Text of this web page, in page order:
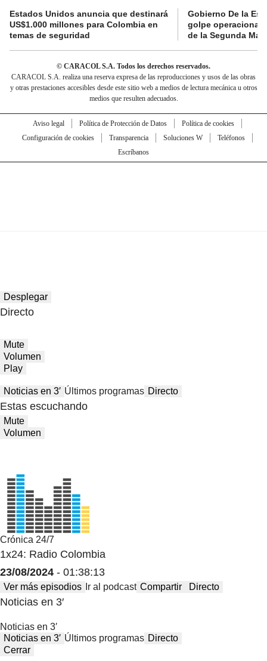
Estados Unidos anuncia que destinará
US$1.000 millones para Colombia en
temas de seguridad
Gobierno De la
golpe
de la Segunda
© CARACOL S.A. Todos los derechos reservados.
CARACOL S.A. realiza una reserva expresa de las reproducciones y usos de las obras
y otras prestaciones accesibles desde este sitio web a medios de lectura mecánica u otros
medios que resulten adecuados.
Aviso legal Política de Protección de Datos
Política de cookies
Configuración de cookies
Transparencia Soluciones W
Teléfonos
Escríbanos
Desplegar
Directo
Mute
Volumen
Play
Noticias en 3′ Últimos programas Directo
Estas escuchando
Mute
Volumen
Crónica 24/7
1x24: Radio Colombia
23/08/2024 - 01:38:13
Ver más episodios Ir al podcast Compartir Directo
Noticias en 3′
Noticias en 3′
Noticias en 3′ Últimos programas Directo
Cerrar